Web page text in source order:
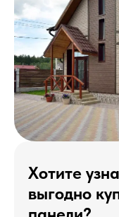
Хотите
выгодно